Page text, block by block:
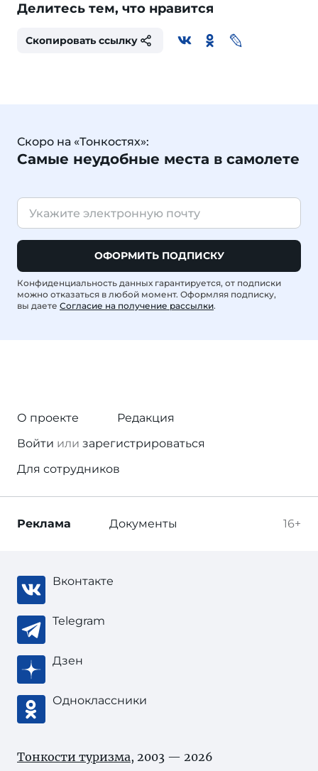
Делитесь тем, что нравится
Скопировать ссылку
Скоро на «Тонкостях»:
Самые неудобные места в самолете
ОФОРМИТЬ ПОДПИСКУ
Конфиденциальность данных гарантируется, от подписки
можно отказаться в любой момент. Оформляя подписку,
вы даете Согласие на получение рассылки.
О проекте
Редакция
Войти или зарегистрироваться
Для сотрудников
16+
Реклама Документы
Вконтакте
Telegram
Дзен
Одноклассники
Тонкости туризма, 2003 — 2026